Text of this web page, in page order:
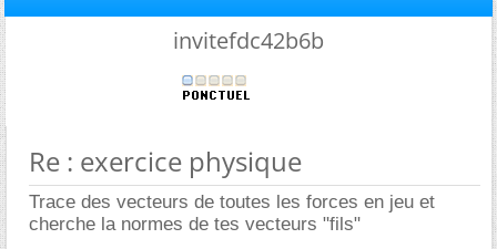
invitefdc42b6b
Re : exercice physique
Trace des vecteurs de toutes les forces en jeu et
cherche la normes de tes vecteurs "fils"